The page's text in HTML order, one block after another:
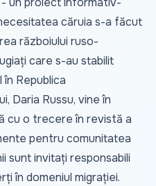
căruia s-a făcut
războiului ruso-
care s-au stabilit
Republica
Daria Russu, vine în
cu o trecere în revistă a
pentru comunitatea
sunt invitați responsabili
în domeniul migrației.